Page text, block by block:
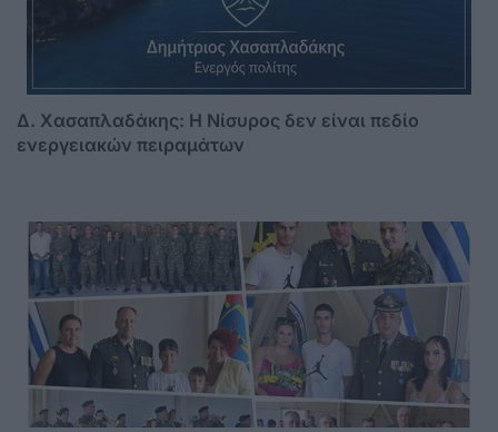
Δ. Χασαπλαδάκης: Η Νίσυρος δεν είναι πεδίο
ενεργειακών πειραμάτων